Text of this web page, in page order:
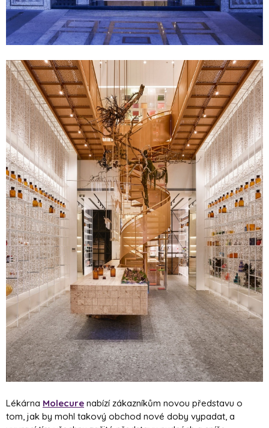
Lékárna Molecure nabízí zákazníkům novou představu o
tom, jak by mohl takový obchod nové doby vypadat, a